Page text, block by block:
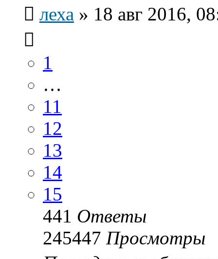
леха » 18 авг 2016,
1
…
11
12
13
14
15
441 Ответы
245447 Просмотры